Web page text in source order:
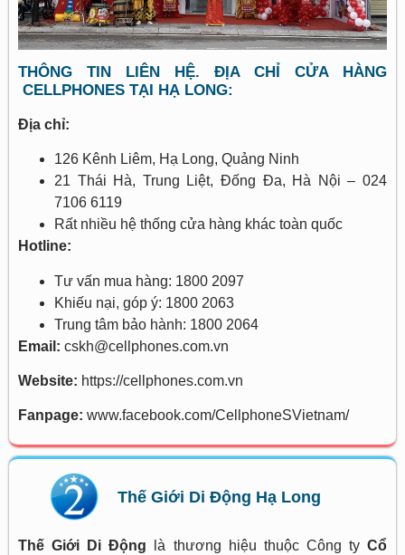
THÔNG TIN LIÊN HỆ. ĐỊA CHỈ CỬA HÀNG
CELLPHONES TẠI HẠ LONG:
Địa chỉ:
126 Kênh Liêm, Hạ Long, Quảng Ninh
21 Thái Hà, Trung Liệt, Đống Đa, Hà Nội – 024
7106 6119
Rất nhiều hệ thống cửa hàng khác toàn quốc
Hotline:
Tư vấn mua hàng: 1800 2097
Khiếu nại, góp ý: 1800 2063
Trung tâm bảo hành: 1800 2064
Email: cskh@cellphones.com.vn
Website: https://cellphones.com.vn
Fanpage: www.facebook.com/CellphoneSVietnam/
Thế Giới Di Động Hạ Long
Thế Giới Di Động là thương hiệu thuộc Công tyCổ